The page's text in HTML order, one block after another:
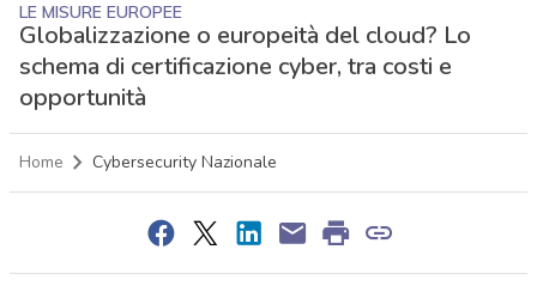
LE MISURE EUROPEE
Globalizzazione o europeità del cloud? Lo
schema di certificazione cyber, tra costi e
opportunità
Home Cybersecurity Nazionale